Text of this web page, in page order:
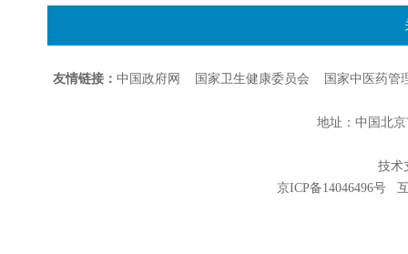
友情链接： 中国政府网 国家卫生健康委员会 国家中医药管
地址：中国北
技术
京ICP备14046496号